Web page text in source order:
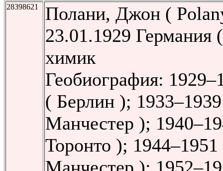
28398621
Полани, Джон (
23.01.1929 Германия
химик
Геобиография:
( Берлин );
Манчестер );
Торонто );